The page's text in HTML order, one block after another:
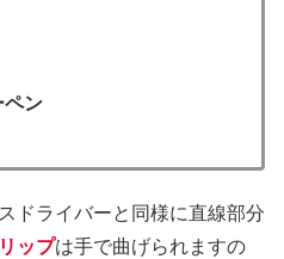
ペン
ドライバーと同様に直線部分
ップは手で曲げられますの